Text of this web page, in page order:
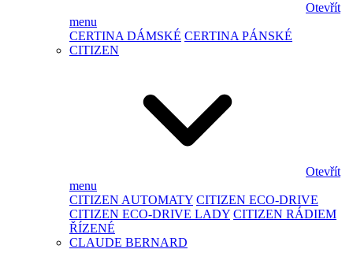
Otevřít
menu
CERTINA DÁMSKÉ CERTINA PÁNSKÉ
CITIZEN
Otevřít
menu
CITIZEN AUTOMATY CITIZEN ECO-DRIVE
CITIZEN ECO-DRIVE LADY CITIZEN RÁDIEM
ŘÍZENÉ
CLAUDE BERNARD